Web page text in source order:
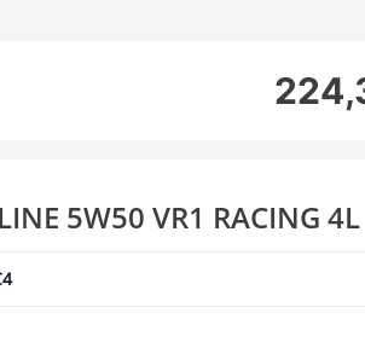
5W50 VR1 RACING 4L